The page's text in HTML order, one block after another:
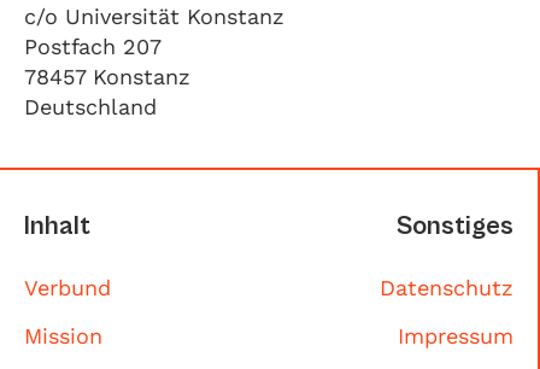
c/o Universität Konstanz
Postfach 207
78457 Konstanz
Deutschland
Inhalt
Verbund
Mission
Sonstiges
Datenschutz
Impressum